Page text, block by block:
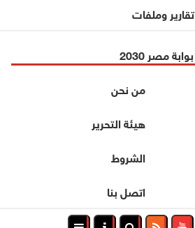
تقارير وملفات
بوابة مصر 2030
من نحن
هيئة التحرير
الشروط
اتصل بنا